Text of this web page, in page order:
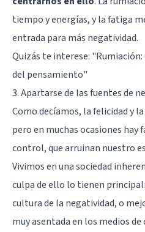
tiempo y energías, y la fatiga
entrada para más negatividad.
Quizás te interese:
del pensamiento"
3. Apartarse de las fuentes de
Como decíamos, la felicidad y
pero en muchas ocasiones
control, que arruinan nuestro
Vivimos en una sociedad
culpa de ello lo tienen
cultura de la negatividad, o
muy asentada en los medios